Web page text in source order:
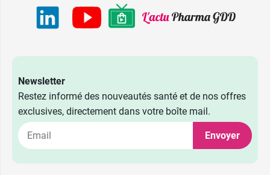
3,99 €
Newsletter
Restez informé des nouveautés santé et de nos offres
exclusives, directement dans votre boîte mail.
Envoyer